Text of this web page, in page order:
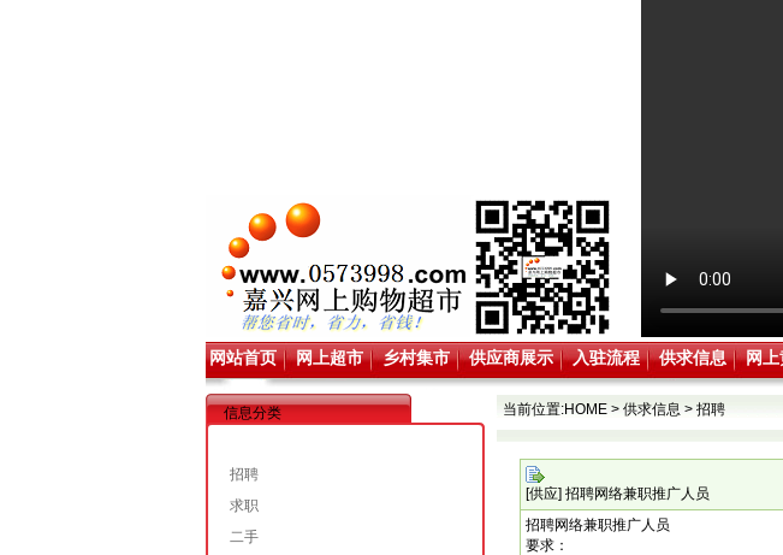
网站首页 网上超市 乡村集市 供应商展示 入驻流程 供求信息 网上
信息分类
招聘
求职
二手
当前位置:HOME> 供求信息 > 招聘
[供应] 招聘网络兼职推广人员
招聘网络兼职推广人员
要求：